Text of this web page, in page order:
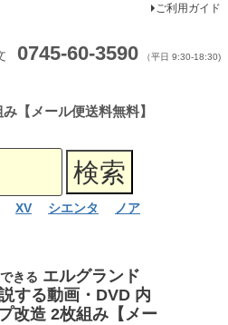
ご利用ガイド
0745-60-3590 （平日 9:30-18:30)
【メール便送料無料】
XV シエンタ
ノア
きる エルグランド
する動画・DVD 内
改造 2枚組み【メー